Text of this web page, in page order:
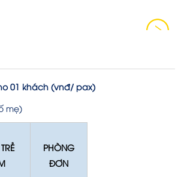
01 khách (vnđ/ pax)
mẹ)
PHÒNG
ĐƠN